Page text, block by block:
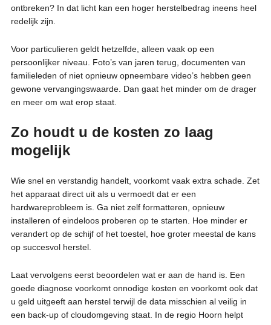
ontbreken? In dat licht kan een hoger herstelbedrag ineens heel
redelijk zijn.
Voor particulieren geldt hetzelfde, alleen vaak op een
persoonlijker niveau. Foto’s van jaren terug, documenten van
familieleden of niet opnieuw opneembare video’s hebben geen
gewone vervangingswaarde. Dan gaat het minder om de drager
en meer om wat erop staat.
Zo houdt u de kosten zo laag
mogelijk
Wie snel en verstandig handelt, voorkomt vaak extra schade. Zet
het apparaat direct uit als u vermoedt dat er een
hardwareprobleem is. Ga niet zelf formatteren, opnieuw
installeren of eindeloos proberen op te starten. Hoe minder er
verandert op de schijf of het toestel, hoe groter meestal de kans
op succesvol herstel.
Laat vervolgens eerst beoordelen wat er aan de hand is. Een
goede diagnose voorkomt onnodige kosten en voorkomt ook dat
u geld uitgeeft aan herstel terwijl de data misschien al veilig in
een back-up of cloudomgeving staat. In de regio Hoorn helpt